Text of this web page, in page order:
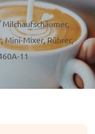
Milchaufschäumer,
Mini-Mixer, Rührer,
11